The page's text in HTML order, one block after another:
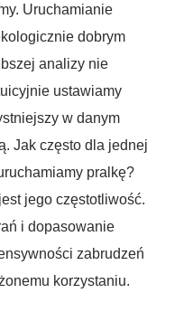
Uruchamianie
dobrym
analizy nie
ustawiamy
w danym
Jak często dla jednej
pralkę?
jego częstotliwość.
i dopasowanie
zabrudzeń
korzystaniu.